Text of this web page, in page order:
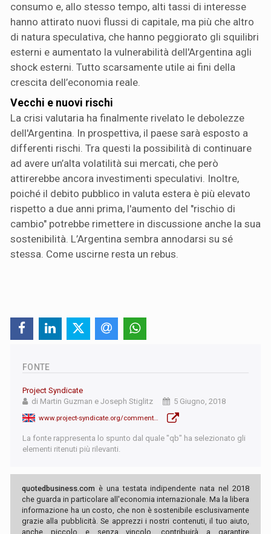
consumo e, allo stesso tempo, alti tassi di interesse
hanno attirato nuovi flussi di capitale, ma più che altro
di natura speculativa, che hanno peggiorato gli squilibri
esterni e aumentato la vulnerabilità dell'Argentina agli
shock esterni. Tutto scarsamente utile ai fini della
crescita dell’economia reale.
Vecchi e nuovi rischi
La crisi valutaria ha finalmente rivelato le debolezze
dell'Argentina. In prospettiva, il paese sarà esposto a
differenti rischi. Tra questi la possibilità di continuare
ad avere un’alta volatilità sui mercati, che però
attirerebbe ancora investimenti speculativi. Inoltre,
poiché il debito pubblico in valuta estera è più elevato
rispetto a due anni prima, l'aumento del "rischio di
cambio" potrebbe rimettere in discussione anche la sua
sostenibilità. L’Argentina sembra annodarsi su sé
stessa. Come uscirne resta un rebus.
FONTE
Project Syndicate
di Martin Guzman e Joseph Stiglitz
5 Giugno, 2018
www.project-syndicate.org/commentary/argentina-currency-crisis-lessons-by-martin-guzman-and-joseph-e--stiglitz-2018-06
La fonte rappresenta lo spunto dal quale "qb" ha selezionato gli
elementi ritenuti più rilevanti.
quotedbusiness.com è una testata indipendente nata nel 2018
che guarda in particolare all'economia internazionale. Ma la libera
informazione ha un costo, che non è sostenibile esclusivamente
grazie alla pubblicità. Se apprezzi i nostri contenuti, il tuo aiuto,
anche piccolo e senza vincolo, contribuirà a garantire